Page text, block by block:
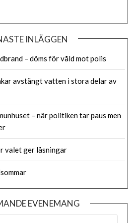
INLÄGGEN
– döms för våld mot polis
avstängt vatten i stora delar av
– när politiken tar paus men
valet ger låsningar
EVENEMANG